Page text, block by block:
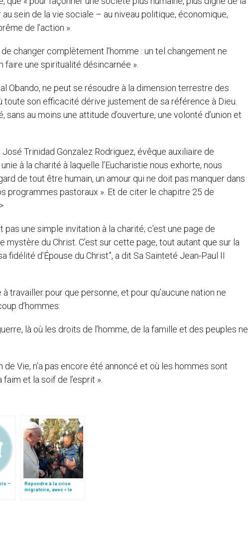
sein de la vie sociale – au niveau politique, économique,
de l’action ».
changer complètement l’homme : un tel changement ne
une spiritualité désincarnée ».
Obando, ne peut se résoudre à la dimension terrestre des
son efficacité dérive justement de sa référence à Dieu.
au moins une attitude d’ouverture, une volonté d’union et
Trinidad Gonzalez Rodriguez, évêque auxiliaire de
à la charité à laquelle l’Eucharistie nous exhorte, nous
de tout être humain, un amour qui ne doit pas manquer dans
programmes pastoraux ». Et de citer le chapitre 25 de
pas une simple invitation à la charité; c’est une page de
du Christ. C’est sur cette page, tout autant que sur la
fidélité d’Épouse du Christ”, a dit Sa Sainteté Jean-Paul II
travailler pour que personne, et pour qu’aucune nation ne
d’hommes:
là où les droits de l’homme, de la famille et des peuples ne
Vie, n’a pas encore été annoncé et où les hommes sont
et la soif de l’esprit ».
–
Répondre à la crise
migratoire, avec « le